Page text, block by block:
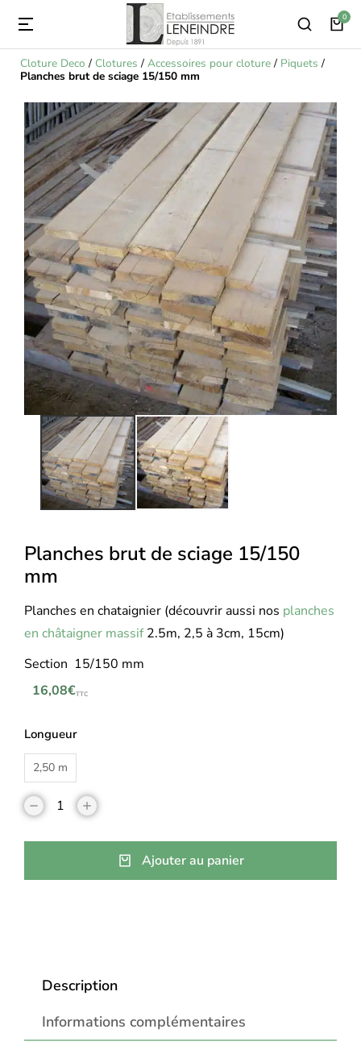
Cloture Deco / Clotures / Accessoires pour cloture/ Piquets /
Planches brut de sciage 15/150 mm
Planches brut de sciage 15/150
mm
Planches en chataignier (découvrir aussi nos planches
en châtaigner massif2.5m, 2,5 à 3cm, 15cm)
Section 15/150 mm
16,08€TTC
Longueur
2,50 m
Ajouter au panier
Description
Informations complémentaires